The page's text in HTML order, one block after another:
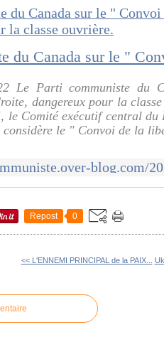
Le Parti communiste
dangereux pour la
Comité exécutif central
considère le " Convoi de la
Repost 0
<< L'ENNEMI PRINCIPAL de la PAIX...